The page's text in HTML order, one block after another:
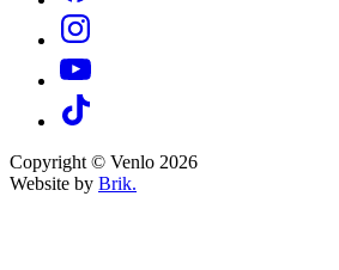
Copyright © Venlo 2026
Website by Brik.